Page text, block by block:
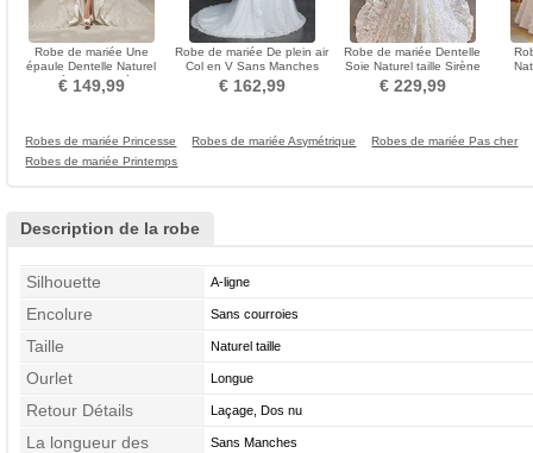
Robe de mariée Une
épaule Dentelle Naturel
taille Elégant Asymétrique
€ 149,99
Robe de mariée De plein air
Col en V Sans Manches
Gazer Dentelle
€ 162,99
Robe de mariée Dentelle
Soie Naturel taille Sirène
noble Sans Manches
€ 229,99
Robes de mariée Princesse Robes de mariée Asymétrique
Robes de mariée Pas cher
Robes de mariée Printemps
Description de la robe
Silhouette A-ligne
Encolure Sans courroies
Taille Naturel taille
Ourlet Longue
Retour Détails Laçage, Dos nu
La longueur des
Sans Manches